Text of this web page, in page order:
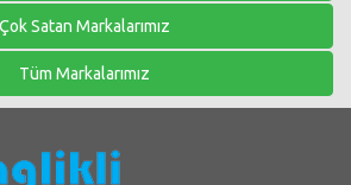
Çok Satan Markalarımız
Tüm Markalarımız